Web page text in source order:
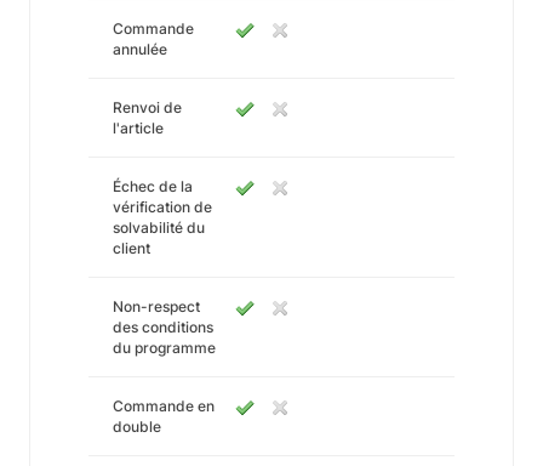
Commande
annulée
Renvoi de
l'article
Échec de la
vérification de
solvabilité du
client
Non-respect
des conditions
du programme
Commande en
double